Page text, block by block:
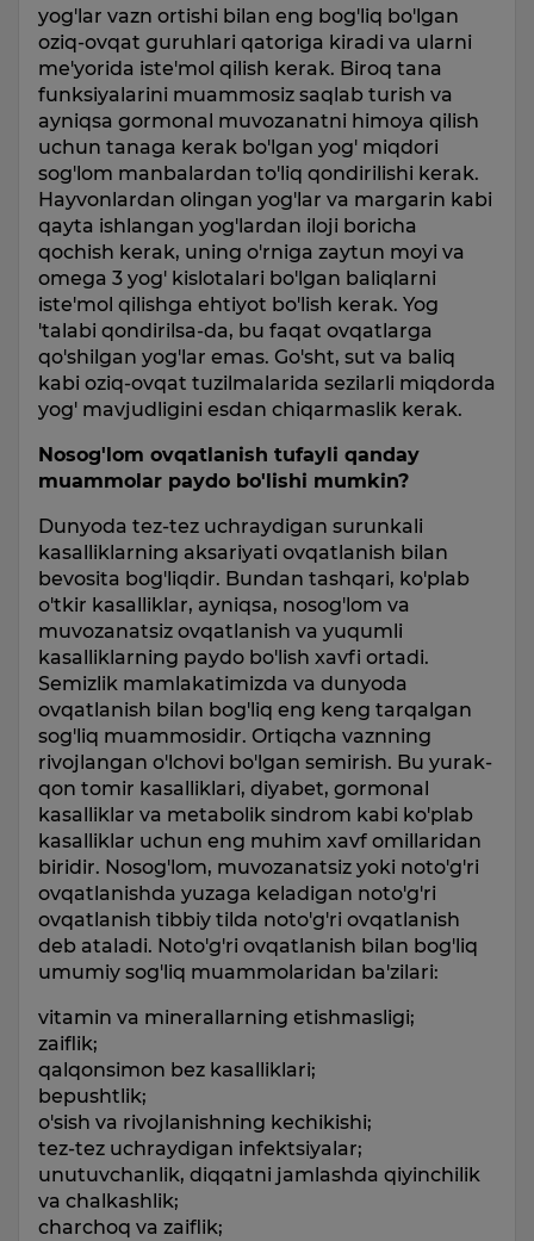
yog'lar vazn ortishi bilan eng bog'liq bo'lgan
oziq-ovqat guruhlari qatoriga kiradi va ularni
me'yorida iste'mol qilish kerak. Biroq tana
funksiyalarini muammosiz saqlab turish va
ayniqsa gormonal muvozanatni himoya qilish
uchun tanaga kerak bo'lgan yog' miqdori
sog'lom manbalardan to'liq qondirilishi kerak.
Hayvonlardan olingan yog'lar va margarin kabi
qayta ishlangan yog'lardan iloji boricha
qochish kerak, uning o'rniga zaytun moyi va
omega 3 yog' kislotalari bo'lgan baliqlarni
iste'mol qilishga ehtiyot bo'lish kerak. Yog
'talabi qondirilsa-da, bu faqat ovqatlarga
qo'shilgan yog'lar emas. Go'sht, sut va baliq
kabi oziq-ovqat tuzilmalarida sezilarli miqdorda
yog' mavjudligini esdan chiqarmaslik kerak.
Nosog'lom ovqatlanish tufayli qanday
muammolar paydo bo'lishi mumkin?
Dunyoda tez-tez uchraydigan surunkali
kasalliklarning aksariyati ovqatlanish bilan
bevosita bog'liqdir. Bundan tashqari, ko'plab
o'tkir kasalliklar, ayniqsa, nosog'lom va
muvozanatsiz ovqatlanish va yuqumli
kasalliklarning paydo bo'lish xavfi ortadi.
Semizlik mamlakatimizda va dunyoda
ovqatlanish bilan bog'liq eng keng tarqalgan
sog'liq muammosidir. Ortiqcha vaznning
rivojlangan o'lchovi bo'lgan semirish. Bu yurak-
qon tomir kasalliklari, diyabet, gormonal
kasalliklar va metabolik sindrom kabi ko'plab
kasalliklar uchun eng muhim xavf omillaridan
biridir. Nosog'lom, muvozanatsiz yoki noto'g'ri
ovqatlanishda yuzaga keladigan noto'g'ri
ovqatlanish tibbiy tilda noto'g'ri ovqatlanish
deb ataladi. Noto'g'ri ovqatlanish bilan bog'liq
umumiy sog'liq muammolaridan ba'zilari:
vitamin va minerallarning etishmasligi;
zaiflik;
qalqonsimon bez kasalliklari;
bepushtlik;
o'sish va rivojlanishning kechikishi;
tez-tez uchraydigan infektsiyalar;
unutuvchanlik, diqqatni jamlashda qiyinchilik
va chalkashlik;
charchoq va zaiflik;